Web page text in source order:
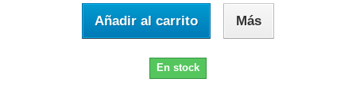
Añadir al carrito Más
En stock